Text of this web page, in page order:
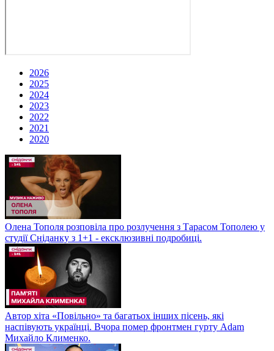
2026
2025
2024
2023
2022
2021
2020
Олена Тополя розповіла про розлучення з Тарасом Тополею у
студії Сніданку з 1+1 - ексклюзивні подробиці.
Автор хіта «Повільно» та багатьох інших пісень, які
наспівують українці. Вчора помер фронтмен гурту Adam
Михайло Клименко.